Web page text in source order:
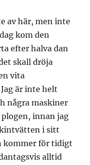
av här, men inte
kom den
efter halva dan
skall dröja
vita
är inte helt
några maskiner
innan jag
i sitt
kommer för tidigt
alltid